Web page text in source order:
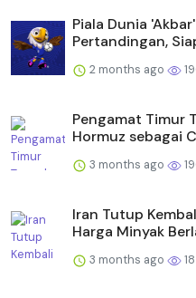
Piala Dunia
Pertandingan,
2 months ago
Pengamat Timur
Hormuz sebagai
3 months ago
Iran Tutup
Harga Minyak
3 months ago